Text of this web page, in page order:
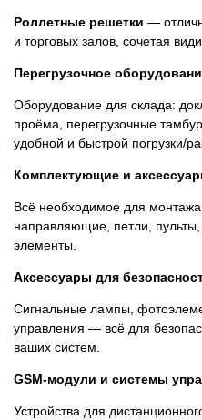
Роллетные решетки —
и торговых залов, сочетая
Перегрузочное
Оборудование для склада:
проёма, перегрузочные
удобной и быстрой погрузки/
Комплектующие и
Всё необходимое для
направляющие, петли,
элементы.
Аксессуары для
Сигнальные лампы,
управления — всё для
ваших систем.
GSM-модули и системы
Устройства для